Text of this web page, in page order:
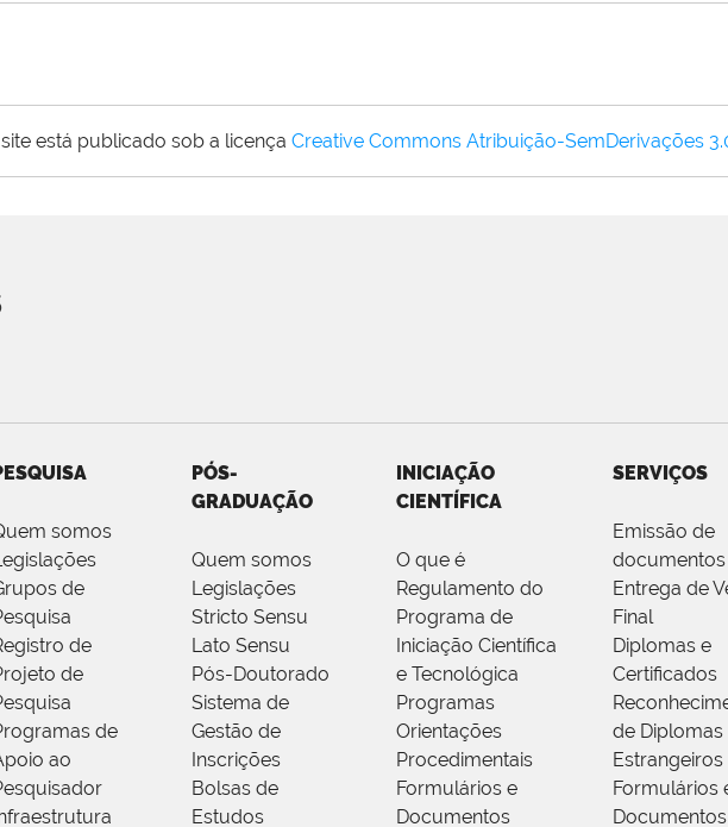
está publicado sob a licença Creative Commons Atribuição-SemDerivações
somos
de
de
de
de
ao
PÓS-
GRADUAÇÃO
Quem somos
Legislações
Stricto Sensu
Lato Sensu
Pós-Doutorado
Sistema de
Gestão de
Inscrições
Bolsas de
Estudos
INICIAÇÃO
CIENTÍFICA
O que é
Regulamento do
Programa de
Iniciação Científica
e Tecnológica
Programas
Orientações
Procedimentais
Formulários e
Documentos
SERVIÇOS
Emissão de
documentos
Entrega de
Final
Diplomas e
Certificados
de Diplomas
Estrangeiros
Formulários
Documentos